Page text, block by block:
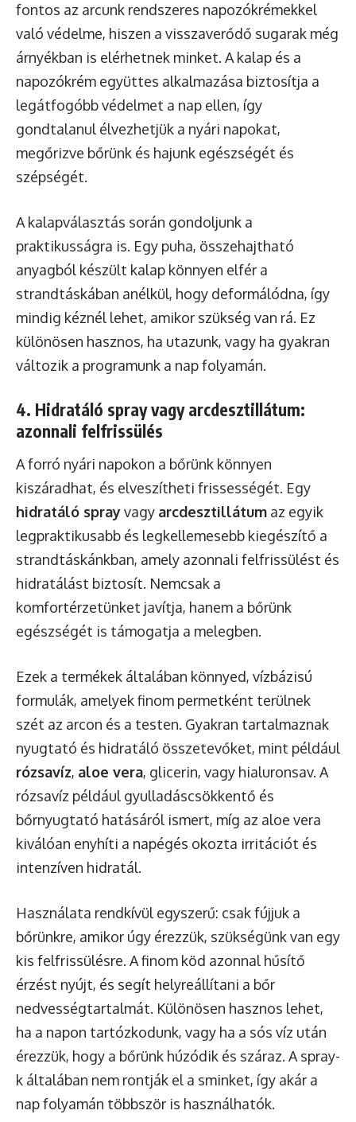
fontos az arcunk rendszeres napozókrémekkel
való védelme, hiszen a visszaverődő sugarak még
árnyékban is elérhetnek minket. A kalap és a
napozókrém együttes alkalmazása biztosítja a
legátfogóbb védelmet a nap ellen, így
gondtalanul élvezhetjük a nyári napokat,
megőrizve bőrünk és hajunk egészségét és
szépségét.
A kalapválasztás során gondoljunk a
praktikusságra is. Egy puha, összehajtható
anyagból készült kalap könnyen elfér a
strandtáskában anélkül, hogy deformálódna, így
mindig kéznél lehet, amikor szükség van rá. Ez
különösen hasznos, ha utazunk, vagy ha gyakran
változik a programunk a nap folyamán.
4. Hidratáló spray vagy arcdesztillátum:
azonnali felfrissülés
A forró nyári napokon a bőrünk könnyen
kiszáradhat, és elveszítheti frissességét. Egy
hidratáló sprayvagy arcdesztillátum az egyik
legpraktikusabb és legkellemesebb kiegészítő a
strandtáskánkban, amely azonnali felfrissülést és
hidratálást biztosít. Nemcsak a
komfortérzetünket javítja, hanem a bőrünk
egészségét is támogatja a melegben.
Ezek a termékek általában könnyed, vízbázisú
formulák, amelyek finom permetként terülnek
szét az arcon és a testen. Gyakran tartalmaznak
nyugtató és hidratáló összetevőket, mint például
rózsavíz, aloe vera, glicerin, vagy hialuronsav. A
rózsavíz például gyulladáscsökkentő és
bőrnyugtató hatásáról ismert, míg az aloe vera
kiválóan enyhíti a napégés okozta irritációt és
intenzíven hidratál.
Használata rendkívül egyszerű: csak fújjuk a
bőrünkre, amikor úgy érezzük, szükségünk van egy
kis felfrissülésre. A finom köd azonnal hűsítő
érzést nyújt, és segít helyreállítani a bőr
nedvességtartalmát. Különösen hasznos lehet,
ha a napon tartózkodunk, vagy ha a sós víz után
érezzük, hogy a bőrünk húzódik és száraz. A spray-
k általában nem rontják el a sminket, így akár a
nap folyamán többször is használhatók.